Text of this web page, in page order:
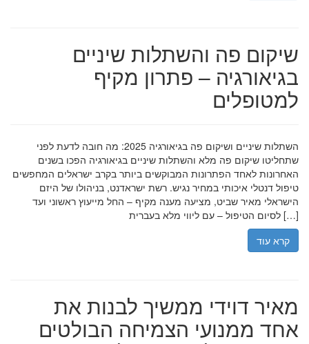
שיקום פה והשתלות שיניים
בגיאורגיה – פתרון מקיף
למטופלים
השתלות שיניים ושיקום פה בגיאורגיה 2025: מה חובה לדעת לפני
שתחליטו שיקום פה מלא והשתלות שיניים בגיאורגיה הפכו בשנים
האחרונות לאחד הפתרונות המבוקשים ביותר בקרב ישראלים המחפשים
טיפול דנטלי איכותי במחיר נגיש. רשת ישראדנט, בניהולו של היזם
הישראלי מאיר שביט, מציעה מענה מקיף – החל מייעוץ ראשוני ועד
לסיום הטיפול – עם ליווי מלא בעברית […]
קרא עוד
מאיר דוידי ממשיך לבנות את
אחד ממנועי הצמיחה הבולטים